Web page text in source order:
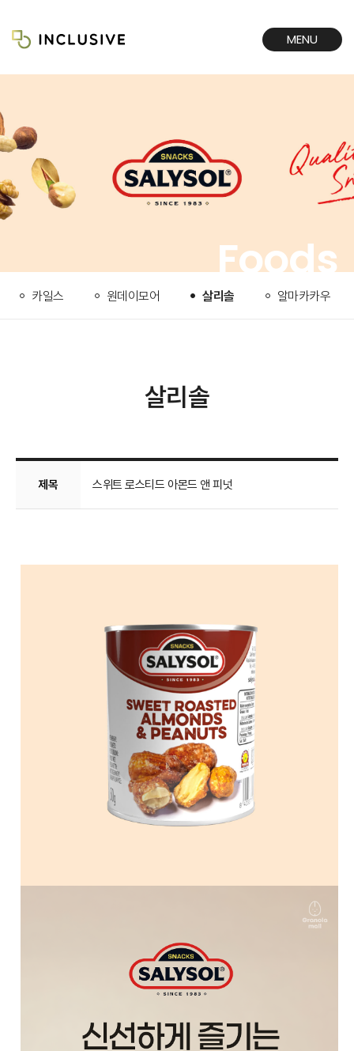
MENU
Foods
카일스 원데이모어 살리솔 알마카카우
살리솔
제목 스위트 로스티드 아몬드 앤 피넛